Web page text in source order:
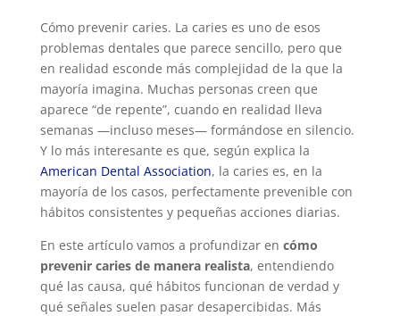
Cómo prevenir caries. La caries es uno de esos
problemas dentales que parece sencillo, pero que
en realidad esconde más complejidad de la que la
mayoría imagina. Muchas personas creen que
aparece “de repente”, cuando en realidad lleva
semanas —incluso meses— formándose en silencio.
Y lo más interesante es que, según explica la
American Dental Association, la caries es, en la
mayoría de los casos, perfectamente prevenible con
hábitos consistentes y pequeñas acciones diarias.
En este artículo vamos a profundizar en cómo
prevenir caries de manera realista, entendiendo
qué las causa, qué hábitos funcionan de verdad y
qué señales suelen pasar desapercibidas. Más